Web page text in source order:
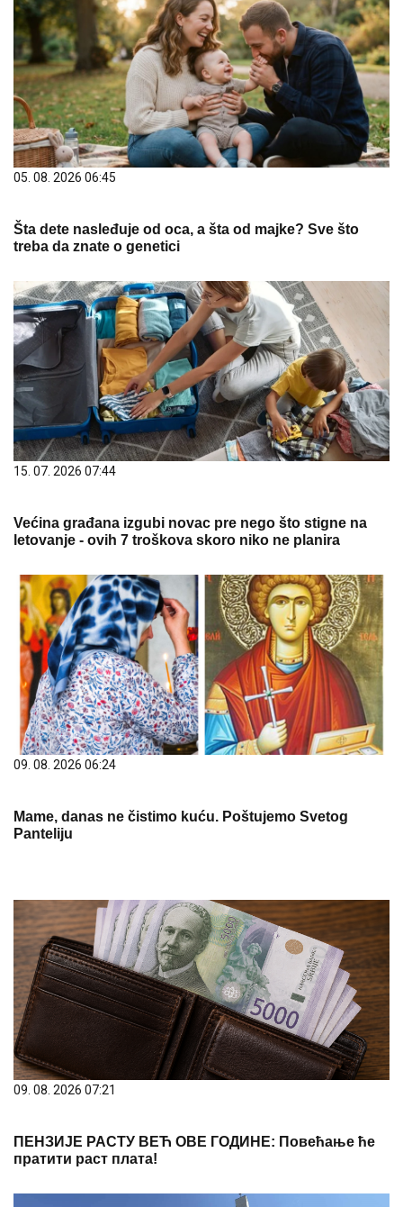
05. 08. 2026 06:45
Šta dete nasleđuje od oca, a šta od majke? Sve što
treba da znate o genetici
15. 07. 2026 07:44
Većina građana izgubi novac pre nego što stigne na
letovanje - ovih 7 troškova skoro niko ne planira
09. 08. 2026 06:24
Mame, danas ne čistimo kuću. Poštujemo Svetog
Panteliju
09. 08. 2026 07:21
ПЕНЗИЈЕ РАСТУ ВЕЋ ОВЕ ГОДИНЕ: Повећање ће
пратити раст плата!